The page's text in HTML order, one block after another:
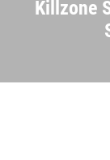
Killzone